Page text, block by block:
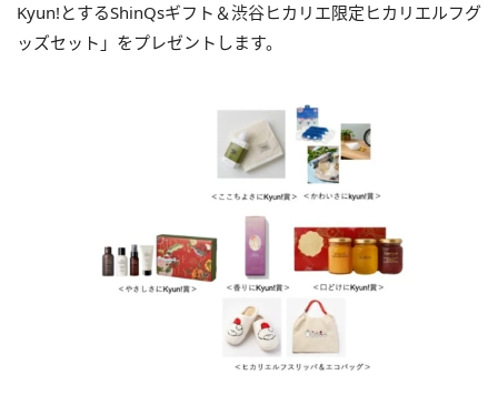
Kyun!とするShinQsギフト＆渋谷ヒカリエ限定ヒカリエルフグ
ッズセット」をプレゼントします。